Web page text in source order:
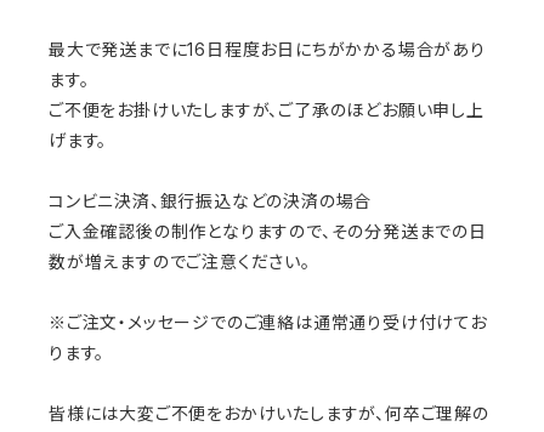
最大で発送までに16日程度お日にちがかかる場合があり
ます。
ご不便をお掛けいたしますが、ご了承のほどお願い申し上
げます。
コンビニ決済、銀行振込などの決済の場合
ご入金確認後の制作となりますので、その分発送までの日
数が増えますのでご注意ください。
※ご注文・メッセージでのご連絡は通常通り受け付けてお
ります。
皆様には大変ご不便をおかけいたしますが、何卒ご理解の